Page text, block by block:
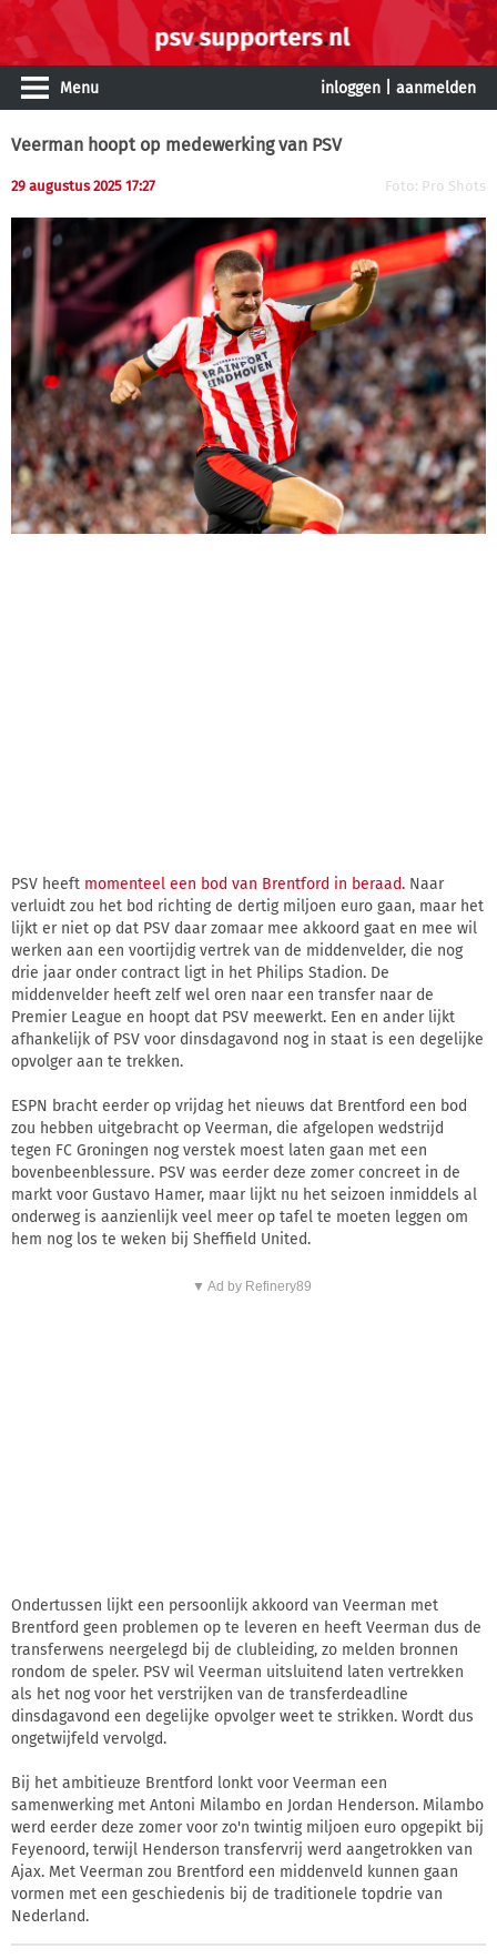
Menu inloggen aanmelden
Veerman hoopt op medewerking van PSV
29 augustus 2025 17:27 Foto: Pro Shots
PSV heeft momenteel een bod van Brentford in beraad. Naar
verluidt zou het bod richting de dertig miljoen euro gaan, maar het
lijkt er niet op dat PSV daar zomaar mee akkoord gaat en mee wil
werken aan een voortijdig vertrek van de middenvelder, die nog
drie jaar onder contract ligt in het Philips Stadion. De
middenvelder heeft zelf wel oren naar een transfer naar de
Premier League en hoopt dat PSV meewerkt. Een en ander lijkt
afhankelijk of PSV voor dinsdagavond nog in staat is een degelijke
opvolger aan te trekken.
ESPN bracht eerder op vrijdag het nieuws dat Brentford een bod
zou hebben uitgebracht op Veerman, die afgelopen wedstrijd
tegen FC Groningen nog verstek moest laten gaan met een
bovenbeenblessure. PSV was eerder deze zomer concreet in de
markt voor Gustavo Hamer, maar lijkt nu het seizoen inmiddels al
onderweg is aanzienlijk veel meer op tafel te moeten leggen om
hem nog los te weken bij Sheffield United.
▼ Ad by Refinery89
Ondertussen lijkt een persoonlijk akkoord van Veerman met
Brentford geen problemen op te leveren en heeft Veerman dus de
transferwens neergelegd bij de clubleiding, zo melden bronnen
rondom de speler. PSV wil Veerman uitsluitend laten vertrekken
als het nog voor het verstrijken van de transferdeadline
dinsdagavond een degelijke opvolger weet te strikken. Wordt dus
ongetwijfeld vervolgd.
Bij het ambitieuze Brentford lonkt voor Veerman een
samenwerking met Antoni Milambo en Jordan Henderson. Milambo
werd eerder deze zomer voor zo'n twintig miljoen euro opgepikt bij
Feyenoord, terwijl Henderson transfervrij werd aangetrokken van
Ajax. Met Veerman zou Brentford een middenveld kunnen gaan
vormen met een geschiedenis bij de traditionele topdrie van
Nederland.